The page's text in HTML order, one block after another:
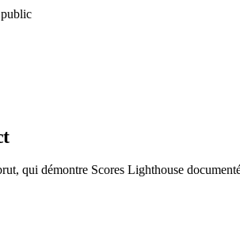
qui démontre Scores Lighthouse